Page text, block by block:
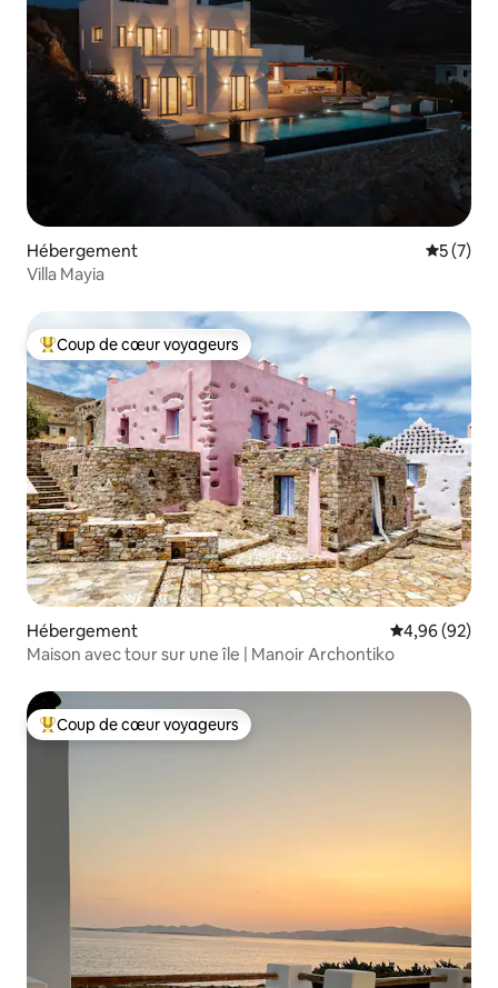
Hébergement
5 (7)
Villa Mayia
Coups de cœur voyageurs les plus appréciés
Coup de cœur voyageurs
Hébergement Évaluation
4,96 (92)
Maison avec tour sur une île | Manoir Archontiko
Coups de cœur voyageurs les plus appréciés
Coup de cœur voyageurs